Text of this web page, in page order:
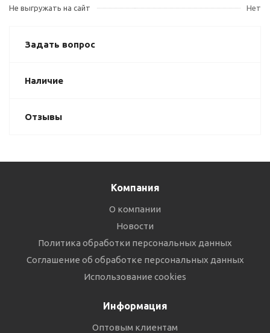
Не выгружать на сайт
Нет
Задать вопрос
Наличие
Отзывы
Компания
О компании
Новости
Политика обработки персональных данных
Соглашение об обработке персональных данных
Использование cookies
Информация
Оптовым клиентам